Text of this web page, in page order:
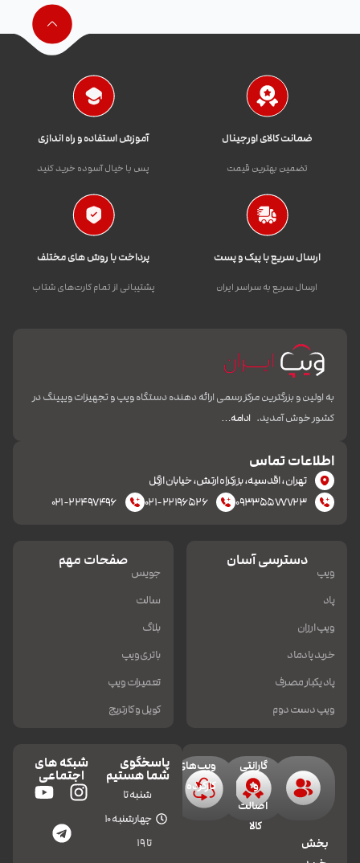
ضمانت کالای اورجینال
تضمین بهترین قیمت
آموزش استفاده و راه اندازی
پس با خیال آسوده خرید کنید
ارسال سریع با پیک و پست
ارسال سریع به سراسر ایران
پرداخت با روش های مختلف
پشتیبانی از تمام کارت‌های شتاب
به اولین و بزرگترین مرکز رسمی ارائه دهنده دستگاه ویپ و تجهیزات ویپینگ در
کشور خوش آمدید. ادامه…
اطلاعات تماس
تهران، اقدسیه، بزرکراه ارتش، خیابان ازگل
۰۹۳۳۵۵۷۷۷۲۳
۰۲۱-۲۲۱۹۶۵۲۶ ۰۲۱-۲۲۴۹۷۴۹۶
دسترسی آسان
ویپ
پاد
ویپ ارزان
خرید پادماد
پاد یکبار مصرف
ویپ دست دوم
صفحات مهم
جویس
سالت
بلاگ
باتری ویپ
تعمیرات ویپ
کویل و کارتریج
بخش
گارانتی
و
اصالت
کالا
ویپ‌های
کارکرده
پاسخگوی
شما هستیم
شنبه تا
چهارشنبه 10
تا 19
شبکه های
اجتماعی